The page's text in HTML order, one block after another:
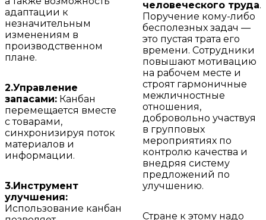
адаптации к
незначительным
изменениям в
производственном
плане.
2.Управление
запасами: Канбан
перемещается вместе
с товарами,
синхронизируя поток
материалов и
информации.
3.Инструмент
улучшения:
Использование канбан
человеческого труда.
Поручение кому-либо
бесполезных задач —
это пустая трата его
времени. Сотрудники
повышают мотивацию
на рабочем месте и
строят гармоничные
межличностные
отношения,
добровольно участвуя
в групповых
мероприятиях по
контролю качества и
внедряя систему
предложений по
улучшению.
Стране к этому надо